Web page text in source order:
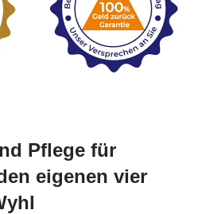
Pflege für
eigenen vier